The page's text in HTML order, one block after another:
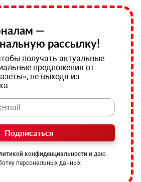
—
рассылку!
получать актуальные
предложения от
не выходя из
Подписаться
конфиденциальности и даю
персональных данных